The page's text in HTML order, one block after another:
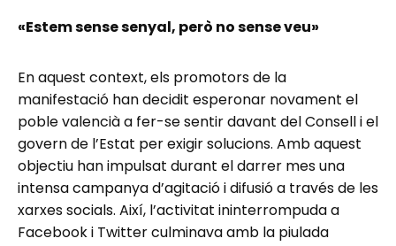
«Estem sense senyal, però no sense veu»
En aquest context, els promotors de la
manifestació han decidit esperonar novament el
poble valencià a fer-se sentir davant del Consell i el
govern de l’Estat per exigir solucions. Amb aquest
objectiu han impulsat durant el darrer mes una
intensa campanya d’agitació i difusió a través de les
xarxes socials. Així, l’activitat ininterrompuda a
Facebook i Twitter culminava amb la piulada